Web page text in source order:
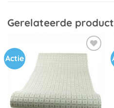
Gerelateerde
Actie
Toevoegen
aan
verlanglijst